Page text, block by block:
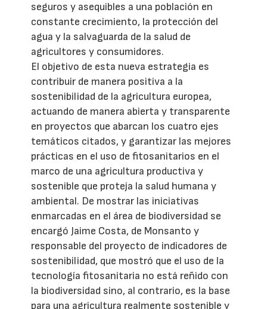
seguros y asequibles a una población en
constante crecimiento, la protección del
agua y la salvaguarda de la salud de
agricultores y consumidores.
El objetivo de esta nueva estrategia es
contribuir de manera positiva a la
sostenibilidad de la agricultura europea,
actuando de manera abierta y transparente
en proyectos que abarcan los cuatro ejes
temáticos citados, y garantizar las mejores
prácticas en el uso de fitosanitarios en el
marco de una agricultura productiva y
sostenible que proteja la salud humana y
ambiental. De mostrar las iniciativas
enmarcadas en el área de biodiversidad se
encargó Jaime Costa, de Monsanto y
responsable del proyecto de indicadores de
sostenibilidad, que mostró que el uso de la
tecnología fitosanitaria no está reñido con
la biodiversidad sino, al contrario, es la base
para una agricultura realmente sostenible y